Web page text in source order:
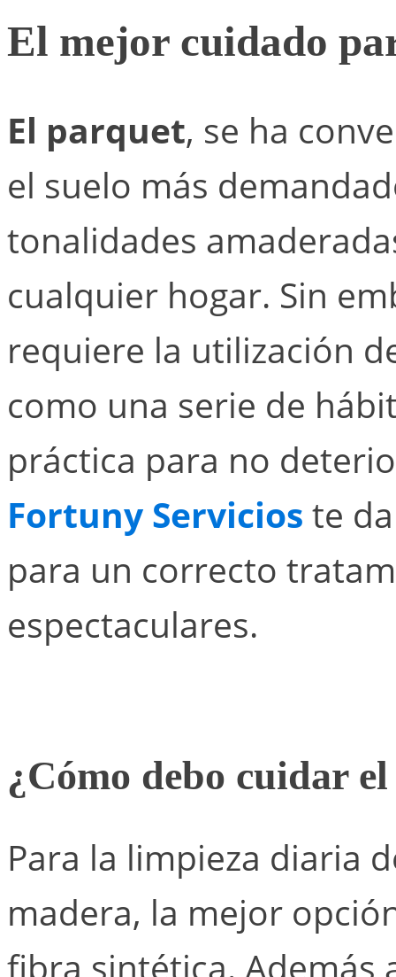
El mejor cuidado
El parquet, se ha
el suelo más
tonalidades
cualquier hogar. Sin
requiere la utilización
como una serie de
práctica para no
Fortuny Servicios te
para un correcto
espectaculares.
¿Cómo debo cuidar
Para la limpieza diaria
madera, la mejor
fibra sintética. Además